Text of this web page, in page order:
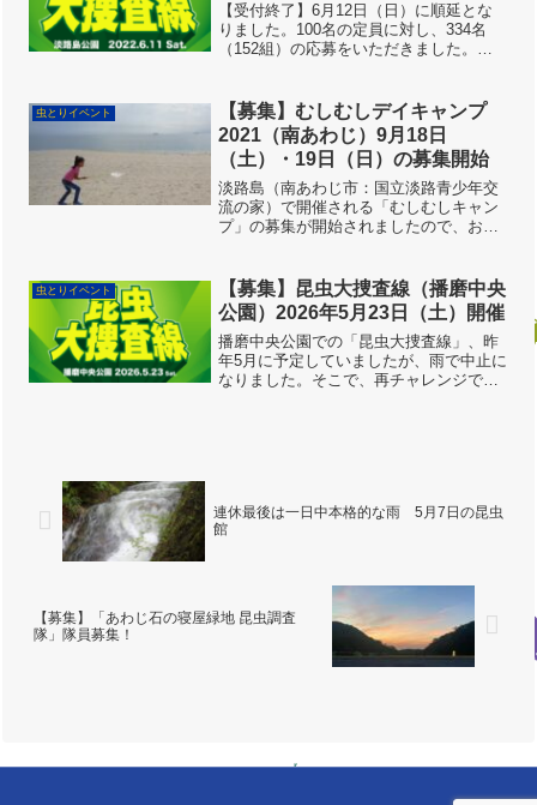
【受付終了】6月12日（日）に順延とな
りました。100名の定員に対し、334名
（152組）の応募をいただきました。順
約キャンセル」の通知が届きます。不明
の場合は、こちら（...
虫とりイベント
【募集】むしむしデイキャンプ
2021（南あわじ）9月18日
（土）・19日（日）の募集開始
淡路島（南あわじ市：国立淡路青少年交
流の家）で開催される「むしむしキャン
プ」の募集が開始されましたので、お知
ンの「デイ・キャンプ」です。 応募締
め切りは8月27日（金）1...
虫とりイベント
【募集】昆虫大捜査線（播磨中央
公園）2026年5月23日（土）開催
播磨中央公園での「昆虫大捜査線」、昨
年5月に予定していましたが、雨で中止に
なりました。そこで、再チャレンジで５
連休最後は一日中本格的な雨 5月7日の昆虫
館
【募集】「あわじ石の寝屋緑地 昆虫調査
隊」隊員募集！